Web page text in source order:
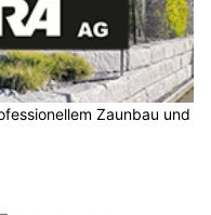
Zaunbau und